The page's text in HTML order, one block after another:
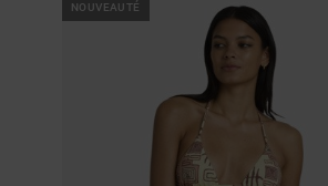
NOUVEAUTÉ